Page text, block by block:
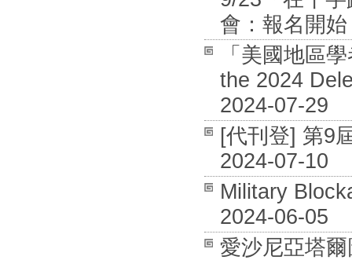
會：報名開
「美國地區
the 2024
2024-07-29
[代刊登] 第9
2024-07-10
Military
2024-06-05
愛沙尼亞塔